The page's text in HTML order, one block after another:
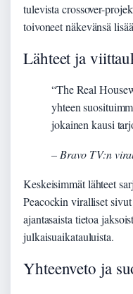
tulevista crossover-
toivoneet näkevänsä
Lähteet ja
“The Real
yhteen
jokainen kausi
– Bravo TV:n
Keskeisimmät lähteet
Peacockin viralliset
ajantasaista tietoa
julkaisuaikatauluista.
Yhteenveto ja